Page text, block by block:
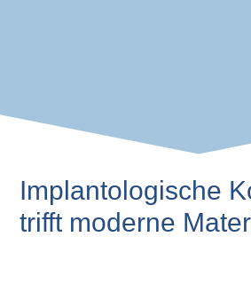
Implantologische
trifft moderne